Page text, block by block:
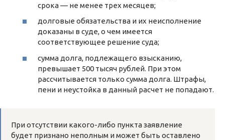
срока — не менее трех месяцев;
долговые обязательства и их неисполнение
доказаны в суде, о чем имеется
соответствующее решение суда;
сумма долга, подлежащего взысканию,
превышает 500 тысяч рублей. При этом
рассчитывается только сумма долга. Штрафы,
пени и неустойка в данный расчет не попадают.
При отсутствии какого-либо пункта заявление
будет признано неполным и может быть оставлено